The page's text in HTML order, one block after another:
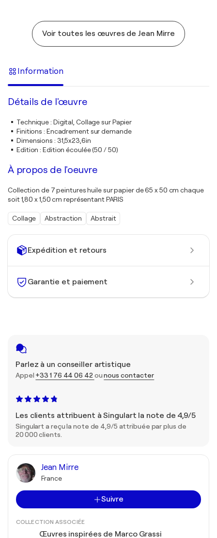
Expédition et retours
Garantie et paiement
Parlez à un conseiller artistique
Appel +33 1 76 44 06 42 ounous contacter
Les clients attribuent à Singulart la note de 4,9/5
Singulart a reçu la note de 4,9/5 attribuée par plus de
20 000 clients.
Jean Mirre
France
Suivre
COLLECTION ASSOCIÉE
Œuvres inspirées de Marco Grassi
Voir toutes les œuvres de Jean Mirre
Information
Détails de l'œuvre
Technique: Digital, Collage sur Papier
Finitions : Encadrement sur demande
Dimensions : 31,5x23,6in
Edition :Edition écoulée (50 / 50)
À propos de l'oeuvre
Collection de 7 peintures huile sur papier de 65 x 50 cm chaque
soit 1,80 x 1,50 cm représentant PARIS
Collage Abstraction Abstrait